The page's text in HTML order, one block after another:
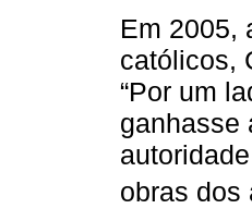
Em 2005,
católicos,
“Por um
ganhasse
obras dos